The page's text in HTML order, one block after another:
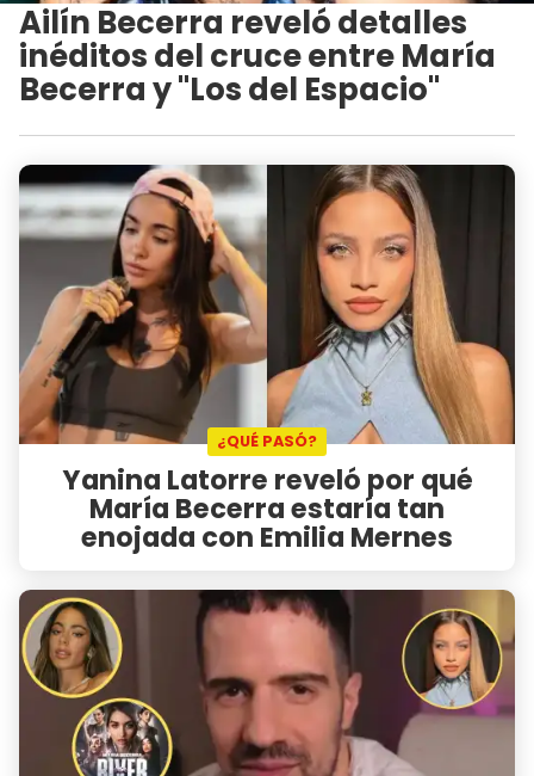
Ailín Becerra reveló detalles
inéditos del cruce entre María
Becerra y "Los del Espacio"
¿QUÉ PASÓ?
Yanina Latorre reveló por qué
María Becerra estaría tan
enojada con Emilia Mernes